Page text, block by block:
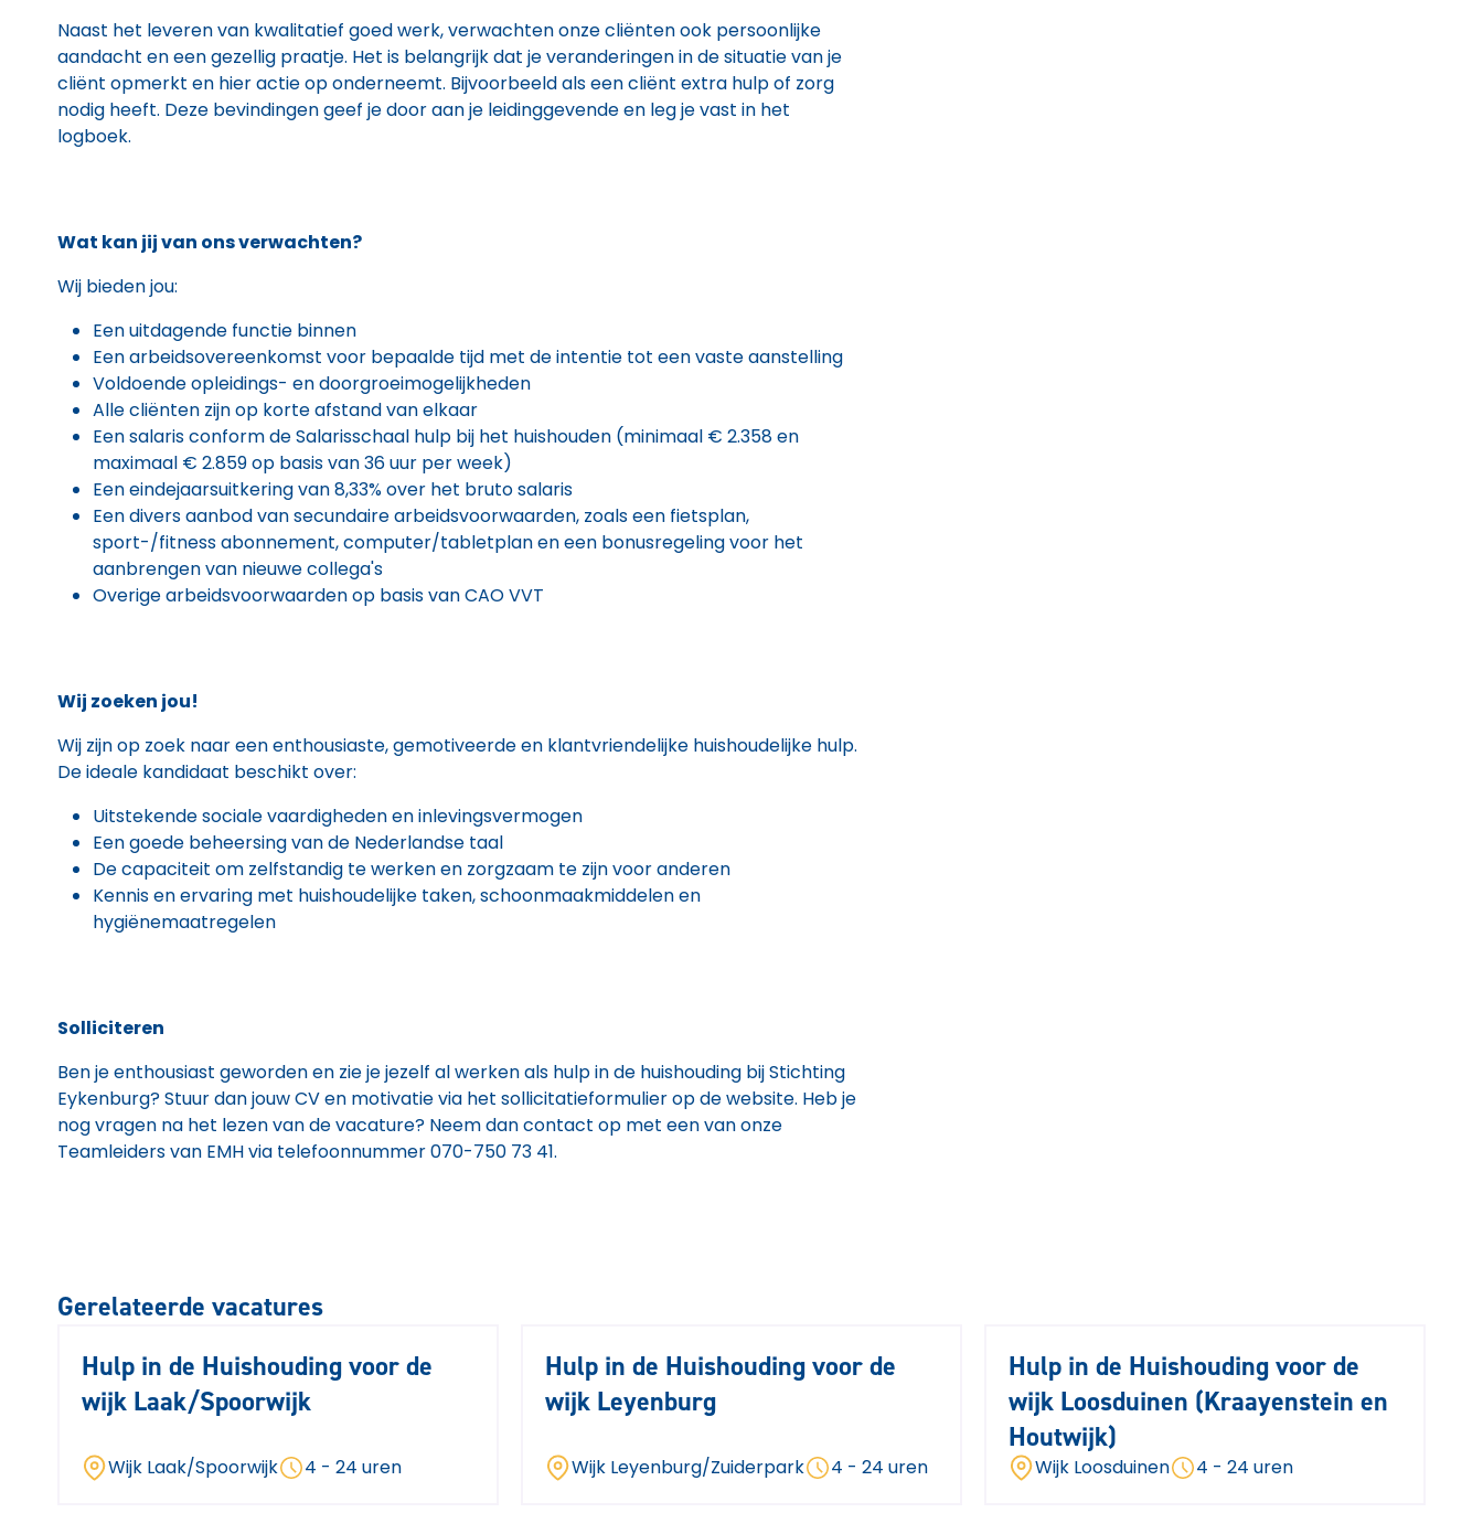
Naast het leveren van kwalitatief goed werk, verwachten onze cliënten ook persoonlijke
aandacht en een gezellig praatje. Het is belangrijk dat je veranderingen in de situatie van je
cliënt opmerkt en hier actie op onderneemt. Bijvoorbeeld als een cliënt extra hulp of zorg
nodig heeft. Deze bevindingen geef je door aan je leidinggevende en leg je vast in het
logboek.
Wat kan jij van ons verwachten?
Wij bieden jou:
Een uitdagende functie binnen
Een arbeidsovereenkomst voor bepaalde tijd met de intentie tot een vaste aanstelling
Voldoende opleidings- en doorgroeimogelijkheden
Alle cliënten zijn op korte afstand van elkaar
Een salaris conform de Salarisschaal hulp bij het huishouden (minimaal € 2.358 en
maximaal € 2.859 op basis van 36 uur per week)
Een eindejaarsuitkering van 8,33% over het bruto salaris
Een divers aanbod van secundaire arbeidsvoorwaarden, zoals een fietsplan,
sport-/fitness abonnement, computer/tabletplan en een bonusregeling voor het
aanbrengen van nieuwe collega's
Overige arbeidsvoorwaarden op basis van CAO VVT
Wij zoeken jou!
Wij zijn op zoek naar een enthousiaste, gemotiveerde en klantvriendelijke huishoudelijke hulp.
De ideale kandidaat beschikt over:
Uitstekende sociale vaardigheden en inlevingsvermogen
Een goede beheersing van de Nederlandse taal
De capaciteit om zelfstandig te werken en zorgzaam te zijn voor anderen
Kennis en ervaring met huishoudelijke taken, schoonmaakmiddelen en
hygiënemaatregelen
Solliciteren
Ben je enthousiast geworden en zie je jezelf al werken als hulp in de huishouding bij Stichting
Eykenburg? Stuur dan jouw CV en motivatie via het sollicitatieformulier op de website. Heb je
nog vragen na het lezen van de vacature? Neem dan contact op met een van onze
Teamleiders van EMH via telefoonnummer 070-750 73 41.
Gerelateerde vacatures
Hulp in de Huishouding voor de
wijk Laak/Spoorwijk
Wijk Laak/Spoorwijk 4 - 24 uren
Hulp in de Huishouding voor de
wijk Leyenburg
Wijk Leyenburg/Zuiderpark 4 - 24 uren
Hulp in de Huishouding voor de
wijk Loosduinen (Kraayenstein en
Houtwijk)
Wijk Loosduinen 4 - 24 uren